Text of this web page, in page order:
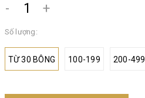
- +
Số lượng:
TỪ 30 BÔNG 100-199 200-499